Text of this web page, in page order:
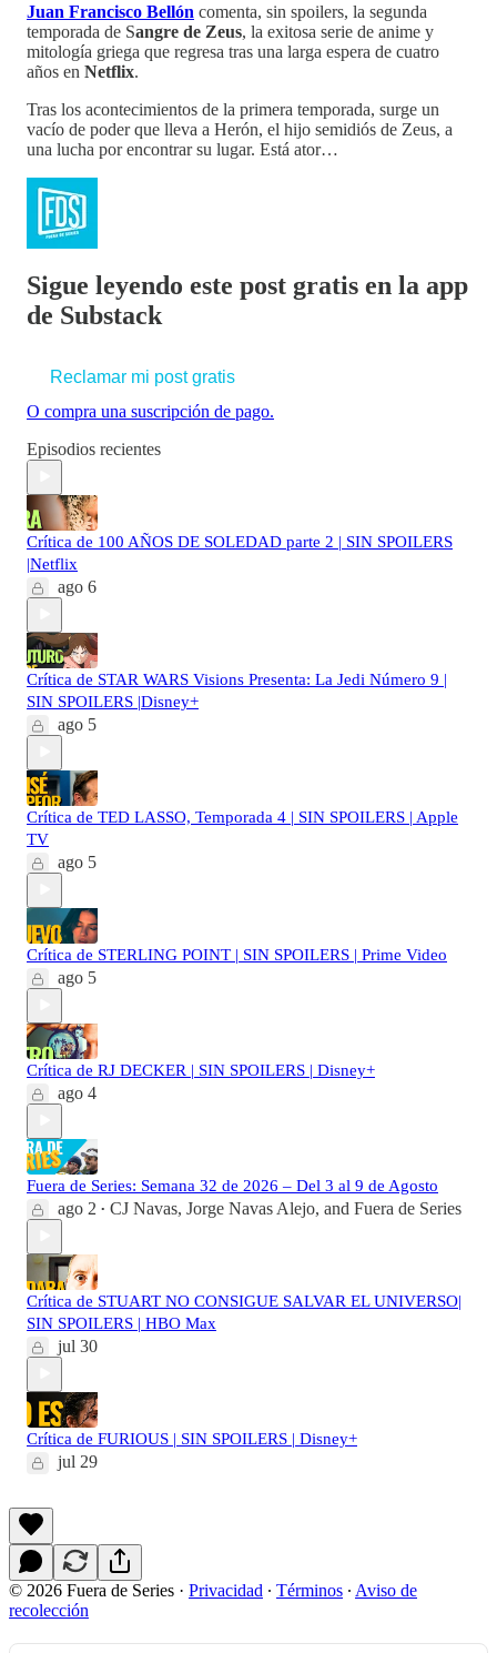
Juan Francisco Bellón comenta, sin spoilers, la segunda
temporada de Sangre de Zeus, la exitosa serie de anime y
mitología griega que regresa tras una larga espera de cuatro
años en Netflix.
Tras los acontecimientos de la primera temporada, surge un
vacío de poder que lleva a Herón, el hijo semidiós de Zeus, a
una lucha por encontrar su lugar. Está ator…
Sigue leyendo este post gratis en la app
de Substack
Reclamar mi post gratis
O compra una suscripción de pago.
Episodios recientes
Crítica de 100 AÑOS DE SOLEDAD parte 2 | SIN SPOILERS
|Netflix
ago 6
Crítica de STAR WARS Visions Presenta: La Jedi Número 9 |
SIN SPOILERS |Disney+
ago 5
Crítica de TED LASSO, Temporada 4 | SIN SPOILERS | Apple
TV
ago 5
Crítica de STERLING POINT | SIN SPOILERS | Prime Video
ago 5
Crítica de RJ DECKER | SIN SPOILERS | Disney+
ago 4
Fuera de Series: Semana 32 de 2026 – Del 3 al 9 de Agosto
ago 2 • CJ Navas, Jorge Navas Alejo, and Fuera de Series
Crítica de STUART NO CONSIGUE SALVAR EL UNIVERSO|
SIN SPOILERS | HBO Max
jul 30
Crítica de FURIOUS | SIN SPOILERS | Disney+
jul 29
© 2026 Fuera de Series · Privacidad ∙ Términos ∙ Aviso de
recolección